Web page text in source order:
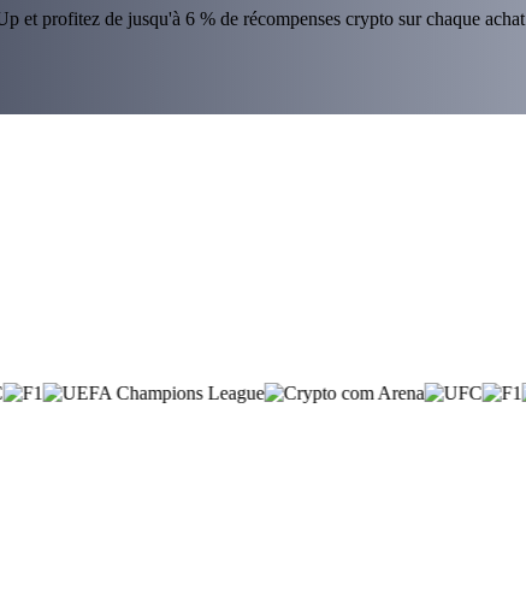
et profitez de jusqu'à 6 % de récompenses crypto sur chaque achat